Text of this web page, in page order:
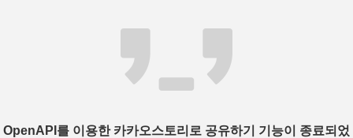
OpenAPI를 이용한 카카오스토리로 공유하기 기능이 종료되었